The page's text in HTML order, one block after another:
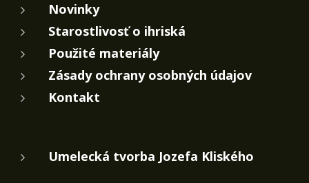
Novinky
Starostlivosť o ihriská
Použité materiály
Zásady ochrany osobných údajov
Kontakt
Umelecká tvorba Jozefa Kliského